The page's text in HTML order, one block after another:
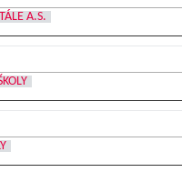
TÁLE A.S.